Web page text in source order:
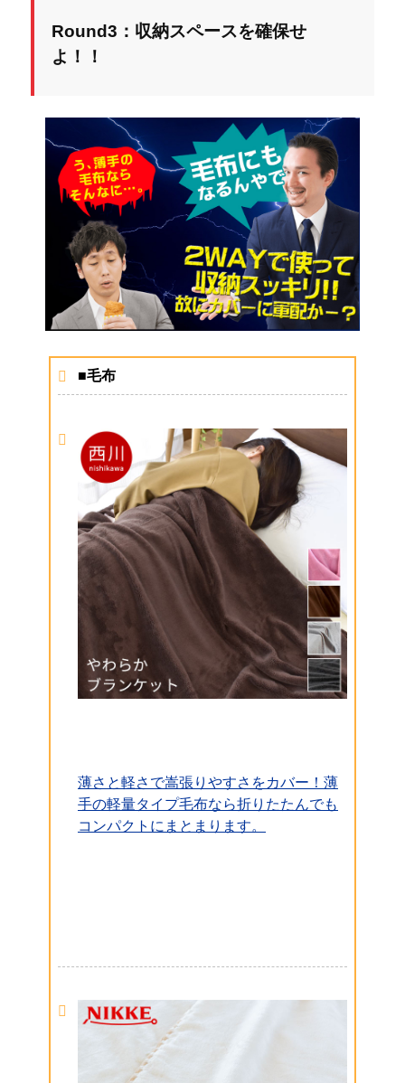
Round3：収納スペースを確保せ
よ！！
■毛布
薄さと軽さで嵩張りやすさをカバー！薄
手の軽量タイプ毛布なら折りたたんでも
コンパクトにまとまります。